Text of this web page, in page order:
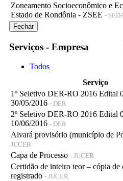
Zoneamento Socioeconômico e
Estado de Rondônia - ZSEE -
Fechar
Serviços - Empresa
Todos
Serviço
1º Seletivo DER-RO 2016 Edital
30/05/2016 - DER
2º Seletivo DER-RO 2016 Edital
10/06/2016 - DER
Alvará provisório (município de
JUCER
Capa de Processo - JUCER
Certidão de inteiro teor – cópia de
registrado - JUCER